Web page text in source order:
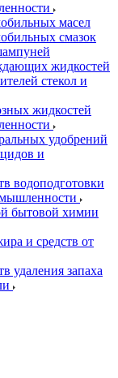
масел
смазок
жидкостей
стекол и
жидкостей
удобрений
и
водоподготовки
бытовой химии
и средств от
удаления запаха